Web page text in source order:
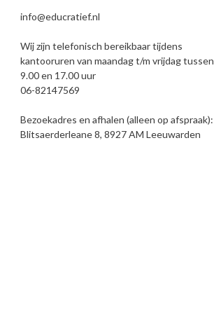
info@educratief.nl
Wij zijn telefonisch bereikbaar tijdens
kantooruren van maandag t/m vrijdag tussen
9.00 en 17.00 uur
06-82147569
Bezoekadres en afhalen (alleen op afspraak):
Blitsaerderleane 8, 8927 AM Leeuwarden